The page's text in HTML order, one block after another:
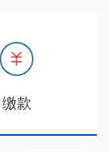
缴款